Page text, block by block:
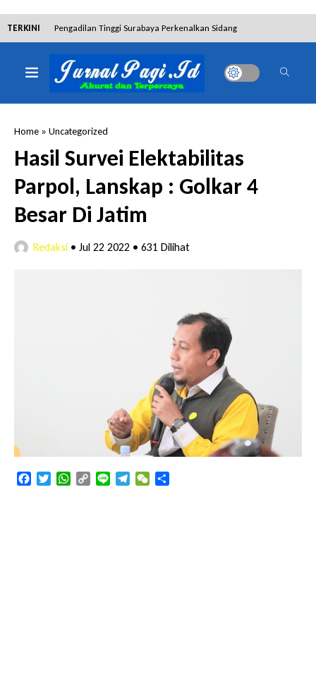
TERKINI Pengadilan Tinggi Surabaya Perkenalkan Sidang
Elektronik dan Sosialisasikan Ketentuan Baru KUHAP
Dibantah Terdakwa Ranto Hensa, Salim Himawan
Terpidana Penipuan 10 Miliar
Lakukan Pencurian dengan Pemberatan,
Muhammad Syifa Dihukum 4 Bulan Penjara
RSUD Bangil Raih Penghargaan Internasional WSO,
Hakim Sebut Saksi Beruntung Tak Terseret Perkara
Angkutan Bawang Bombay Tak Sesuai Dokumen
Home » Uncategorized
Hasil Survei Elektabilitas
Parpol, Lanskap : Golkar 4
Besar Di Jatim
Redaksi • Jul 22 2022 • 631 Dilihat
FacebookTwitterWhatsApp
Copy
Line TelegramWeChat